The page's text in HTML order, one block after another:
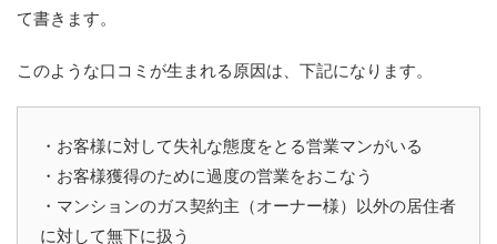
て書きます。
このような口コミが生まれる原因は、下記になります。
・お客様に対して失礼な態度をとる営業マンがいる
・お客様獲得のために過度の営業をおこなう
・マンションのガス契約主（オーナー様）以外の居住者
に対して無下に扱う